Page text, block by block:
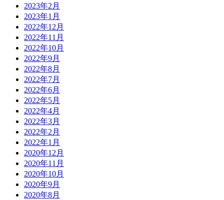
2023年2月
2023年1月
2022年12月
2022年11月
2022年10月
2022年9月
2022年8月
2022年7月
2022年6月
2022年5月
2022年4月
2022年3月
2022年2月
2022年1月
2020年12月
2020年11月
2020年10月
2020年9月
2020年8月